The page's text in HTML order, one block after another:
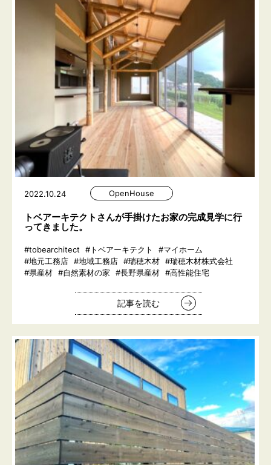
2022.10.24 OpenHouse
トベアーキテクトさんが手掛けたお家の完成見学に行
ってきました。
#tobearchitect #トベアーキテクト
#マイホーム
#地元工務店 #地域工務店 #瑞穂木材 #瑞穂木材株式会社
#県産材 #自然素材の家 #長野県産材 #高性能住宅
記事を読む